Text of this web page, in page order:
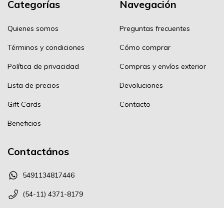
Categorías
Quienes somos
Términos y condiciones
Política de privacidad
Lista de precios
Gift Cards
Beneficios
Navegación
Preguntas frecuentes
Cómo comprar
Compras y envíos exterior
Devoluciones
Contacto
Contactános
5491134817446
(54-11) 4371-8179